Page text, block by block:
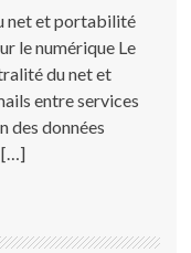
net et portabilité
le numérique Le
du net et
entre services
des données
[…]